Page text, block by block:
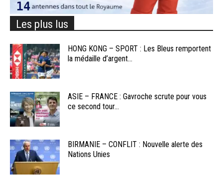
Les plus lus
HONG KONG – SPORT : Les Bleus remportent
la médaille d’argent...
ASIE – FRANCE : Gavroche scrute pour vous
ce second tour...
BIRMANIE – CONFLIT : Nouvelle alerte des
Nations Unies